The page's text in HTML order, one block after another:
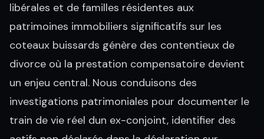
libérales et de familles résidentes aux
patrimoines immobiliers significatifs sur les
coteaux buissards génère des contentieux de
divorce où la prestation compensatoire devient
un enjeu central. Nous conduisons des
investigations patrimoniales pour documenter le
train de vie réel dun ex-conjoint, identifier des